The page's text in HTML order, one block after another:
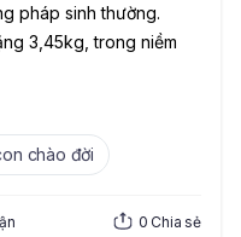
pháp sinh thường.
3,45kg, trong niềm
chào đời
0 Chia sẻ